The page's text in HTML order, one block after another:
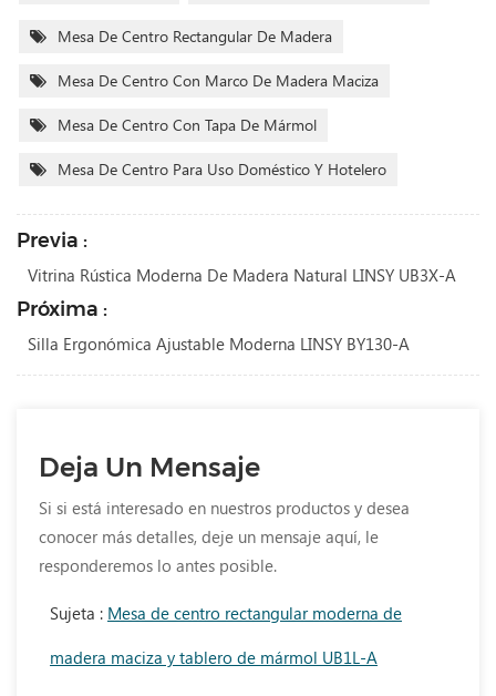
Mesa De Centro Rectangular De Madera
Mesa De Centro Con Marco De Madera Maciza
Mesa De Centro Con Tapa De Mármol
Mesa De Centro Para Uso Doméstico Y Hotelero
Previa :
Vitrina Rústica Moderna De Madera Natural LINSY UB3X-A
Próxima :
Silla Ergonómica Ajustable Moderna LINSY BY130-A
Deja Un Mensaje
Si si está interesado en nuestros productos y desea
conocer más detalles, deje un mensaje aquí, le
responderemos lo antes posible.
Sujeta : Mesa de centro rectangular moderna de
madera maciza y tablero de mármol UB1L-A